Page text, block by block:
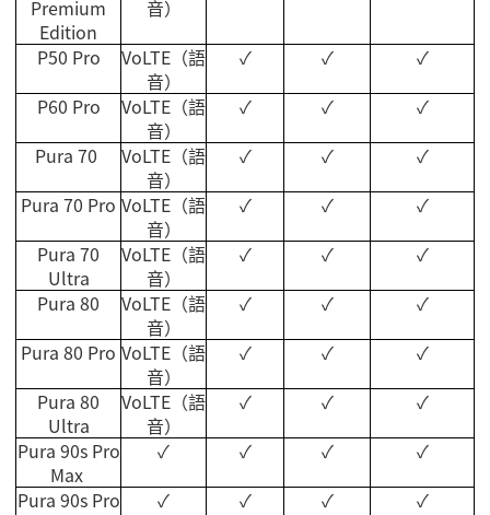
Premium
Edition
音）
P50 Pro VoLTE （語
音）
✓ ✓
✓
P60 Pro
VoLTE （語
音）
✓ ✓
✓
Pura 70
VoLTE （語
音）
✓ ✓
✓
Pura 70 Pro VoLTE （語
音）
✓ ✓
✓
Pura 70
Ultra
VoLTE （語
音）
✓ ✓
✓
Pura 80
VoLTE （語
音）
✓ ✓
✓
Pura 80 Pro VoLTE （語
音）
✓ ✓
✓
Pura 80
Ultra
VoLTE （語
音）
✓ ✓
✓
Pura 90s Pro
Max
✓ ✓ ✓
✓
Pura 90s Pro
✓ ✓ ✓
✓